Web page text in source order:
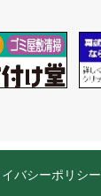
バシーポリシー